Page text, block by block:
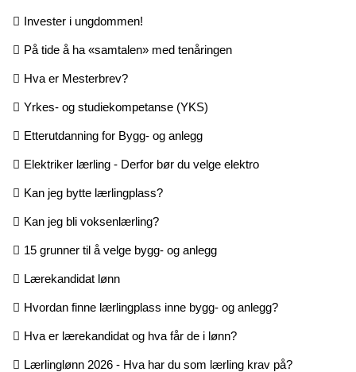
Invester i ungdommen!
På tide å ha «samtalen» med tenåringen
Hva er Mesterbrev?
Yrkes- og studiekompetanse (YKS)
Etterutdanning for Bygg- og anlegg
Elektriker lærling - Derfor bør du velge elektro
Kan jeg bytte lærlingplass?
Kan jeg bli voksenlærling?
15 grunner til å velge bygg- og anlegg
Lærekandidat lønn
Hvordan finne lærlingplass inne bygg- og anlegg?
Hva er lærekandidat og hva får de i lønn?
Lærlinglønn 2026 - Hva har du som lærling krav på?